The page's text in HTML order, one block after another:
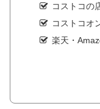
コストコの
コストコオ
楽天・